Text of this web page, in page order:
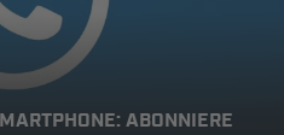
ABONNIERE